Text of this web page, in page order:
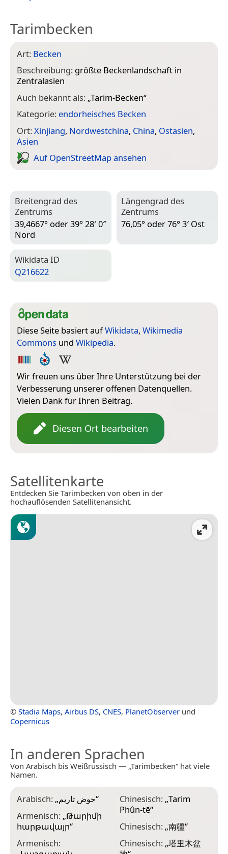
Tarimbecken
Art: Becken
Beschreibung: größte Beckenlandschaft in
Zentralasien
Auch bekannt als: „Tarim-Becken“
Kategorie: endorheisches Becken
Ort:Xinjiang, Nordwestchina, China, Ostasien,
Asien
Auf Open­Street­Map ansehen
Breitengrad des
Zentrums
39,4667° oder 39° 28′ 0″
Nord
Längengrad des
Zentrums
76,05° oder 76° 3′ Ost
Wiki­data ID
Q216622
Diese Seite basiert aufWikidata, Wikimedia
Commons und Wikipedia.
Wir freuen uns über Ihre Unterstützung bei der
Verbesserung unserer offenen Datenquellen.
Vielen Dank für Ihren Beitrag.
Diesen Ort bearbeiten
Satellitenkarte
Entdecken Sie Tarimbecken von oben in der
hochauflösenden Satellitenansicht.
© Stadia Maps, Airbus DS, CNES, PlanetObserver und
Copernicus
In anderen Sprachen
Von Arabisch bis Weißrussisch — „Tarimbecken“ hat viele
Namen.
Arabisch: „حوض تاريم“
Armenisch: „Թարիմի
հարթավայր“
Armenisch:
Chinesisch: „Tarim
Phûn-tē“
Chinesisch: „南疆“
Chinesisch: „塔里木盆